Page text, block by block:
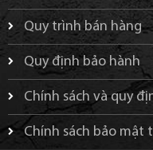
Quy trình bán hàng
Quy định bảo hành
Chính sách và quy
Chính sách bảo mật